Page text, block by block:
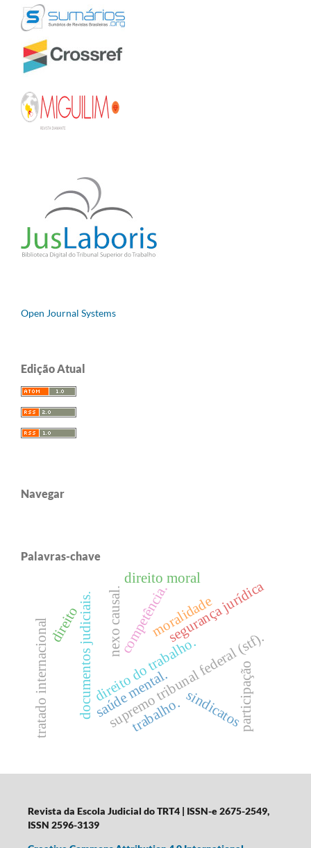
Open Journal Systems
Edição Atual
Navegar
Palavras-chave
segurança jurídica
direito do trabalho.
competência.
supremo tribunal federal (stf).
documentos judiciais. nexo causal.
saúde mental.
trabalho.sindicatosparticipação
direito moralidade
direito moral
tratado internacional
Revista da Escola Judicial do TRT4 | ISSN-e 2675-2549,
ISSN 2596-3139